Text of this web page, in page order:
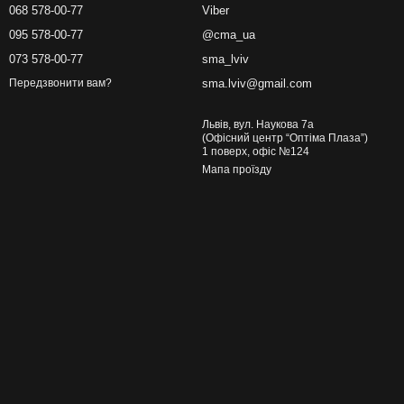
068 578-00-77
095 578-00-77
073 578-00-77
Передзвонити вам?
Viber
@cma_ua
sma_lviv
sma.lviv@gmail.com
Львів, вул. Наукова 7а
(Офісний центр “Оптіма Плаза”)
1 поверх, офіс №124
Мапа проїзду